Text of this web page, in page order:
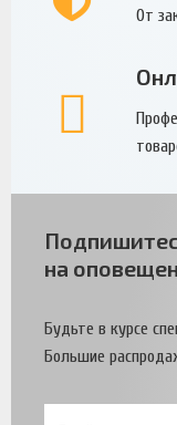
От
на
Будьте в курсе
Большие